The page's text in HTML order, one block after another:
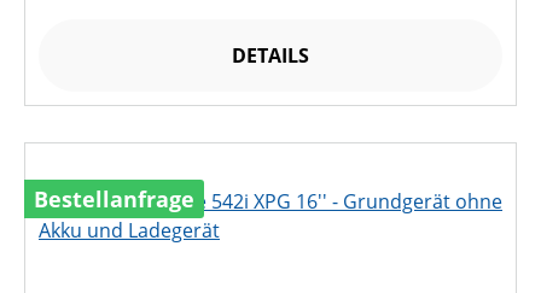
DETAILS
Bestellanfrage